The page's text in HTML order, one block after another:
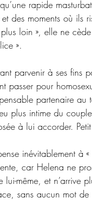
rapide
et des moments où ils
loin », elle ne
».
parvenir à ses fins
passer pour
partenaire
plus intime du
à lui accorder.
inévitablement à
car Helena ne
lui-même, et n’arrive
sans aucun mot